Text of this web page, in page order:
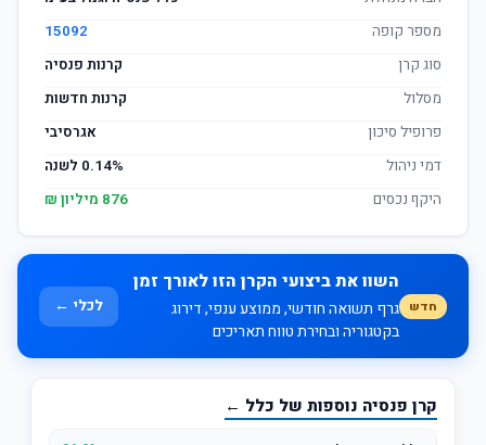
מספר קופה
15092
סוג קרן
קרנות פנסיה
מסלול
קרנות חדשות
פרופיל סיכון
אגרסיבי
דמי ניהול
0.14% לשנה
היקף נכסים
876 מיליון ₪
חדש
השוו את ביצועי הקרן הזו לאורך זמן
גרף תשואה חודשי, ממוצע ענפי, דירוג
בקטגוריה ובחירת טווח תאריכים
לכלי ←
קרן פנסיה נוספות של כלל ←